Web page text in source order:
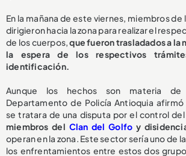
En la mañana de este viernes, miembros de
dirigieron hacia la zona para realizar el
de los cuerpos,que fueron trasladados a la
la espera de los respectivos
identificación.
Aunque los hechos son materia de
Departamento de Policía Antioquia
se tratara de una disputa por el control
miembros del Clan del Golfo y
operan en la zona. Este sector sería uno de
los enfrentamientos entre estos dos